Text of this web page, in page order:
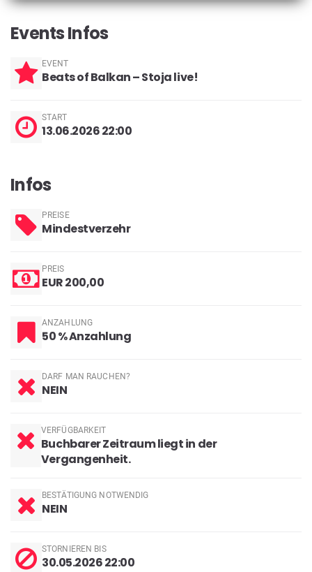
Events Infos
EVENT
Beats of Balkan – Stoja live!
START
13.06.2026 22:00
Infos
PREISE
Mindestverzehr
PREIS
EUR 200,00
ANZAHLUNG
50 % Anzahlung
DARF MAN RAUCHEN?
NEIN
VERFÜGBARKEIT
Buchbarer Zeitraum liegt in der
Vergangenheit.
BESTÄTIGUNG NOTWENDIG
NEIN
STORNIEREN BIS
30.05.2026 22:00